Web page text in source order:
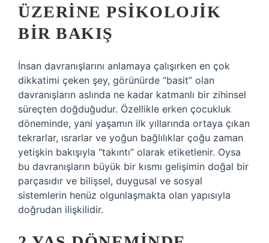
ÜZERINE PSIKOLOJIK
BIR BAKIŞ
İnsan davranışlarını anlamaya çalışırken en çok
dikkatimi çeken şey, görünürde “basit” olan
davranışların aslında ne kadar katmanlı bir zihinsel
süreçten doğduğudur. Özellikle erken çocukluk
döneminde, yani yaşamın ilk yıllarında ortaya çıkan
tekrarlar, ısrarlar ve yoğun bağlılıklar çoğu zaman
yetişkin bakışıyla “takıntı” olarak etiketlenir. Oysa
bu davranışların büyük bir kısmı gelişimin doğal bir
parçasıdır ve bilişsel, duygusal ve sosyal
sistemlerin henüz olgunlaşmakta olan yapısıyla
doğrudan ilişkilidir.